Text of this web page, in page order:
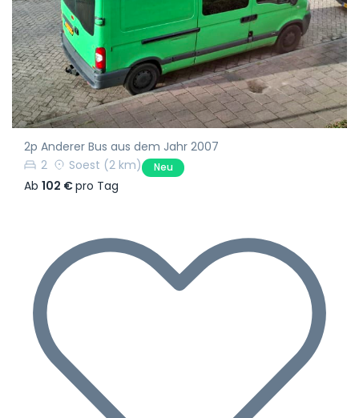
2p Anderer Bus aus dem Jahr 2007
2
Soest (2 km) Neu
Ab 102 €pro Tag